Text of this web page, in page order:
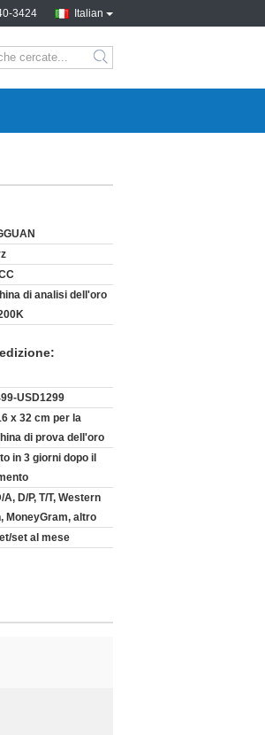
Italian
3424
search
di analisi dell'oro
USD1299
x 32 cm per la
di prova dell'oro
in 3 giorni dopo il
A, D/P, T/T, Western
MoneyGram, altro
set al mese